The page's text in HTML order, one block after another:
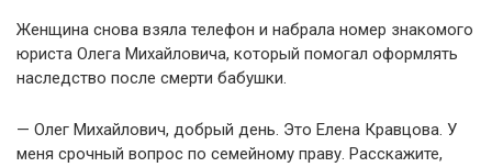
Женщина снова взяла телефон и набрала номер знакомого
юриста Олега Михайловича, который помогал оформлять
наследство после смерти бабушки.
— Олег Михайлович, добрый день. Это Елена Кравцова. У
меня срочный вопрос по семейному праву. Расскажите,